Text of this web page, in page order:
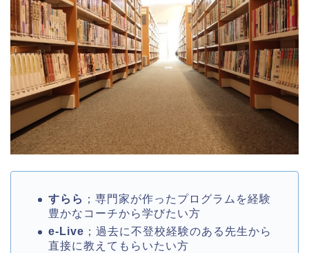
すらら ；専門家が作ったプログラムを経験
豊かなコーチから学びたい方
e-Live ；過去に不登校経験のある先生から
直接に教えてもらいたい方